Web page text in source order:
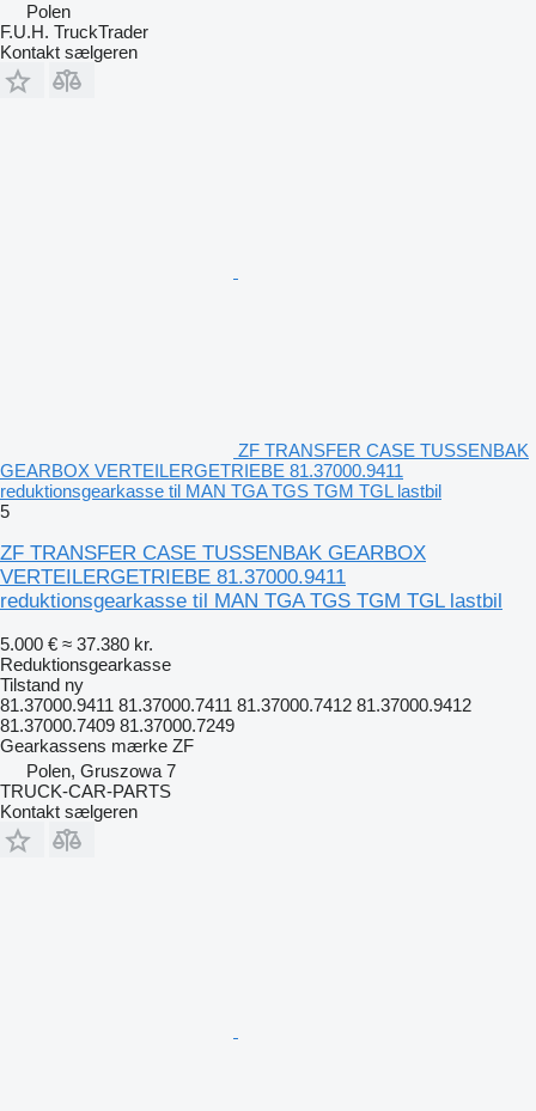
Polen
F.U.H. TruckTrader
Kontakt sælgeren
ZF TRANSFER CASE TUSSENBAK
GEARBOX VERTEILERGETRIEBE 81.37000.9411
reduktionsgearkasse til MAN TGA TGS TGM TGL lastbil
5
ZF TRANSFER CASE TUSSENBAK GEARBOX
VERTEILERGETRIEBE 81.37000.9411
reduktionsgearkasse til MAN TGA TGS TGM TGL lastbil
5.000 € ≈ 37.380 kr.
Reduktionsgearkasse
Tilstand ny
81.37000.9411 81.37000.7411 81.37000.7412 81.37000.9412
81.37000.7409 81.37000.7249
Gearkassens mærke ZF
Polen, Gruszowa 7
TRUCK-CAR-PARTS
Kontakt sælgeren